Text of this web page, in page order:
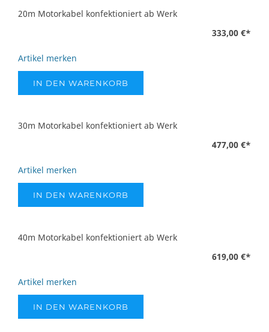
20m Motorkabel konfektioniert ab Werk
333,00 €*
Artikel merken
IN DEN WARENKORB
30m Motorkabel konfektioniert ab Werk
477,00 €*
Artikel merken
IN DEN WARENKORB
40m Motorkabel konfektioniert ab Werk
619,00 €*
Artikel merken
IN DEN WARENKORB